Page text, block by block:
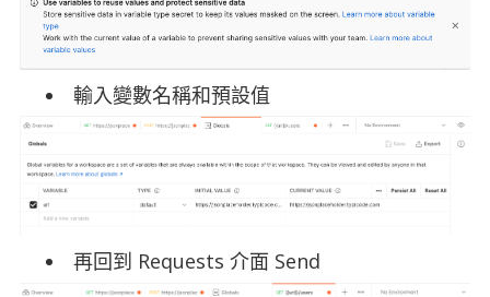
輸入變數名稱和預設值
再回到 Requests 介面 Send